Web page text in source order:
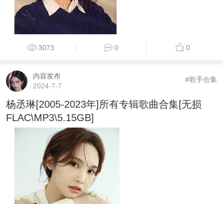
3073 0 0
内容发布
2024-7-7
#歌手合集
杨丞琳[2005-2023年]所有专辑歌曲合集[无损
FLAC\MP3\5.15GB]